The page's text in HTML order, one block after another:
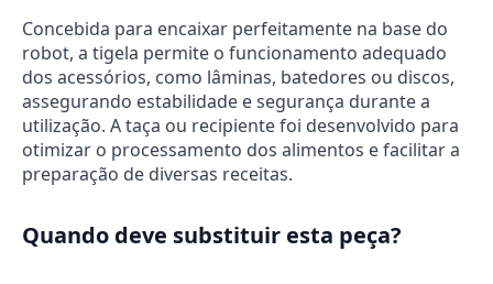
Concebida para encaixar perfeitamente na base do
robot, a tigela permite o funcionamento adequado
dos acessórios, como lâminas, batedores ou discos,
assegurando estabilidade e segurança durante a
utilização. A taça ou recipiente foi desenvolvido para
otimizar o processamento dos alimentos e facilitar a
preparação de diversas receitas.
Quando deve substituir esta peça?